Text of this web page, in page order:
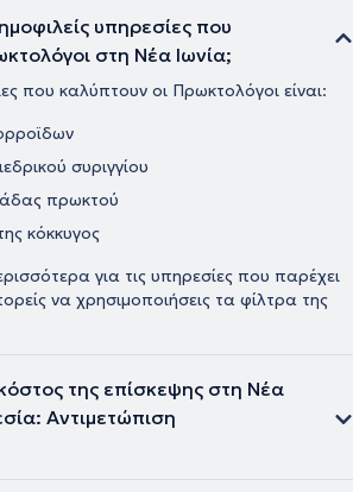
υπηρεσίες που
στη Νέα Ιωνία;
που καλύπτουν οι Πρωκτολόγοι είναι:
συριγγίου
πρωκτού
κόκκυγος
για τις υπηρεσίες που παρέχει
να χρησιμοποιήσεις τα φίλτρα της
της επίσκεψης στη Νέα
Αντιμετώπιση